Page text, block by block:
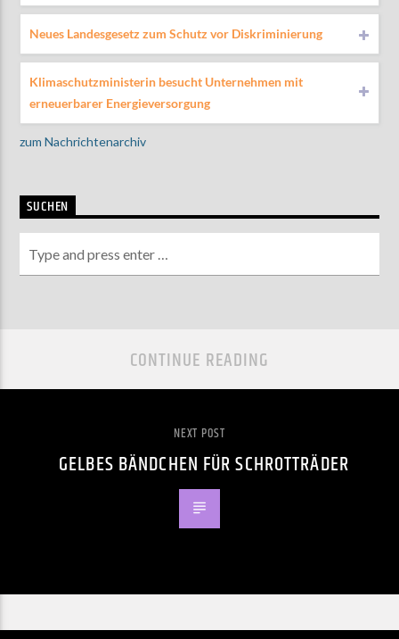
Neues Landesgesetz zum Schutz vor Diskriminierung
Klimaschutzministerin besucht Unternehmen mit
erneuerbarer Energieversorgung
zum Nachrichtenarchiv
SUCHEN
CONTINUE READING
NEXT POST
GELBES BÄNDCHEN FÜR SCHROTTRÄDER